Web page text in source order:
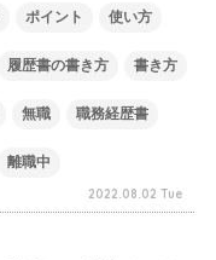
ポイント 使い方
履歴書の書き方 書き方
無職 職務経歴書
離職中
2022.08.02 Tue